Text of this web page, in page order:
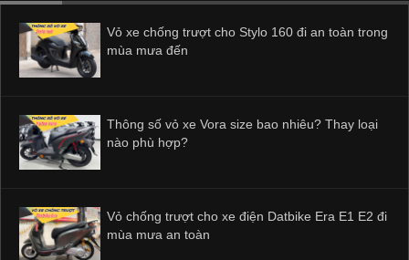
Vỏ xe chống trượt cho Stylo 160 đi an toàn trong
mùa mưa đến
Thông số vỏ xe Vora size bao nhiêu? Thay loại
nào phù hợp?
Vỏ chống trượt cho xe điện Datbike Era E1 E2 đi
mùa mưa an toàn